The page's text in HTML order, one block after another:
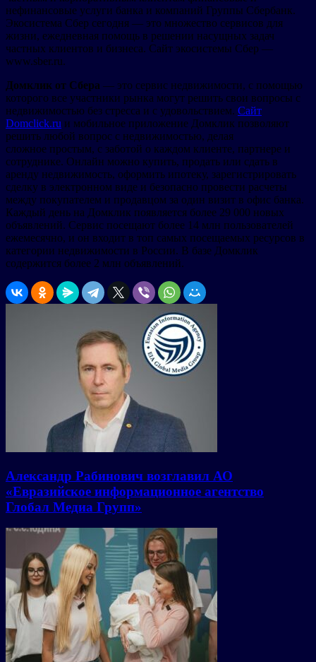
нефинансовые услуги банка и компаний Группы Сбербанк.
Экосистема Сбер сегодня — это множество сервисов для
жизни, ежедневная помощь в решении насущных задач
частных клиентов и бизнеса. Сайт экосистемы Сбер —
www.sber.ru.
Домклик от Сбера — это сервис ​недвижимости, с помощью
которого все участники рынка могут решить свои вопросы с
недвижимостью без стресса и с удовольствием. Сайт
Domclick.ru и мобильное приложение Домклик позволяют
решить любой вопрос с недвижимостью, делая
сложное простым, с заботой о каждом клиенте, партнере и
сотруднике. Онлайн можно купить, продать или сдать в
аренду недвижимость, оформить ипотеку, зарегистрировать
сделку в электронном виде и безопасно провести расчеты
между покупателем и продавцом за один визит в офис банка.
Каждый день на Домклик появляется более 29 000 новых
объявлений. Сервис посещают более 14 млн пользователей
ежемесячно, и он входит в топ самых посещаемых ресурсов в
категории недвижимости в России. В базе Домклик
содержится более 2 млн объявлений.
Александр Рабинович возглавил АО
«Евразийское информационное агентство
Глобал Медиа Групп»